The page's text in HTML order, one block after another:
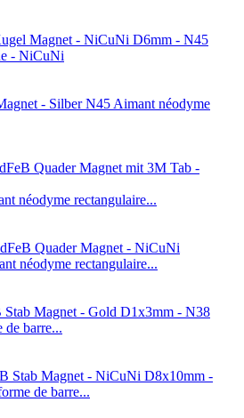
D6mm - N45
- NiCuNi
N45 Aimant néodyme
néodyme rectangulaire...
néodyme rectangulaire...
D1x3mm - N38
de barre...
D8x10mm -
de barre...